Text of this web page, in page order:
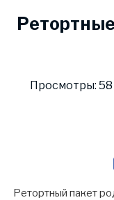
Просмотры: 58
Ретортный пакет